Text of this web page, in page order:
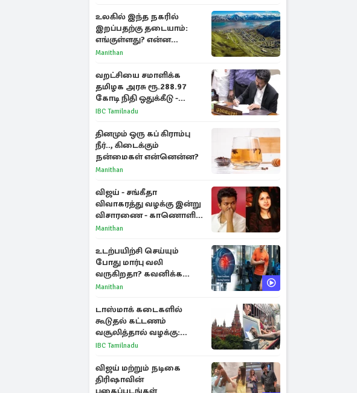
உலகில் இந்த நகரில்
இறப்பதற்கு தடையாம்:
எங்குள்ளது? என்ன
காரணம் தெரியுமா?
Manithan
வறட்சியை சமாளிக்க
தமிழக அரசு ரூ.288.97
கோடி நிதி ஒதுக்கீடு -
வெளியான அரசாணை
IBC Tamilnadu
தினமும் ஒரு கப் கிராம்பு
நீர்.., கிடைக்கும்
நன்மைகள் என்னென்ன?
Manithan
விஜய் - சங்கீதா
விவாகரத்து வழக்கு இன்று
விசாரணை - காணொளி
மூலம் ஆஜராக வாய்ப்பு
Manithan
உடற்பயிற்சி செய்யும்
போது மார்பு வலி
வருகிறதா? கவனிக்க
வேண்டிய எச்சரிக்கை
Manithan
டாஸ்மாக் கடைகளில்
கூடுதல் கட்டணம்
வசூலித்தால் வழக்கு:
சென்னை உயர்நீதிமன்றம்
IBC Tamilnadu
விஜய் மற்றும் நடிகை
திரிஷாவின்